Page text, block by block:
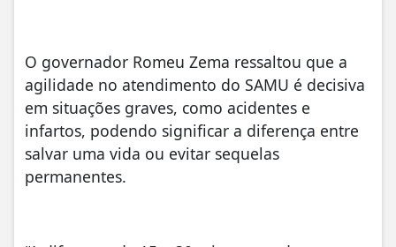
O governador Romeu Zema ressaltou que a
agilidade no atendimento do SAMU é decisiva
em situações graves, como acidentes e
infartos, podendo significar a diferença entre
salvar uma vida ou evitar sequelas
permanentes.